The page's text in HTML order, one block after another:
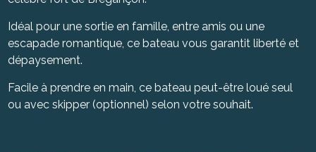
Idéal pour une sortie en famille, entre amis ou une
escapade romantique, ce bateau vous garantit liberté et
dépaysement.
Facile à prendre en main, ce bateau peut-être loué seul
ou avec skipper (optionnel) selon votre souhait.